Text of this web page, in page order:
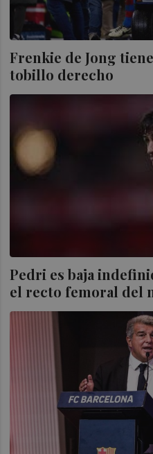
Frenkie de Jong
tobillo derecho
Pedri es baja
el recto femoral del